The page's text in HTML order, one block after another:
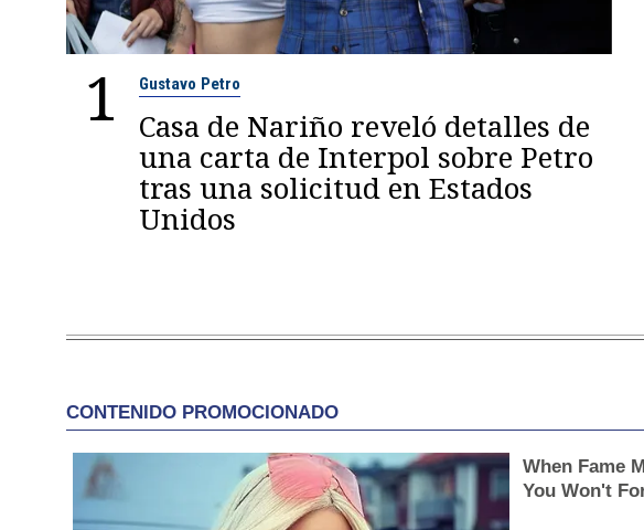
1 Gustavo Petro
Casa de Nariño reveló detalles de
una carta de Interpol sobre Petro
tras una solicitud en Estados
Unidos